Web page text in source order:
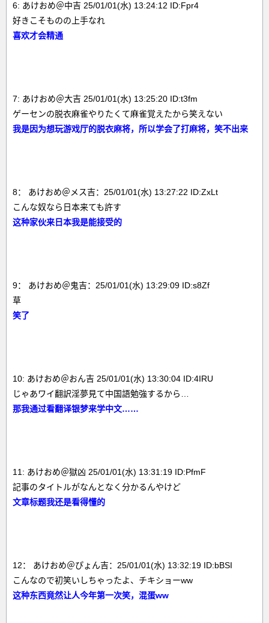
6: あけおめ＠中吉 25/01/01(水) 13:24:12 ID:Fpr4
好きこそものの上手なれ
喜欢才会精通
7: あけおめ＠大吉 25/01/01(水) 13:25:20 ID:t3fm
ゲーセンの脱衣麻雀やりたくて麻雀覚えたから笑えない
我是因为想玩游戏厅的脱衣麻将，所以学会了打麻将，笑不出来
8： あけおめ＠メス吉：25/01/01(水) 13:27:22 ID:ZxLt
こんな奴なら日本来ても許す
这种家伙来日本我是能接受的
9： あけおめ＠鬼吉：25/01/01(水) 13:29:09 ID:s8Zf
草
笑了
10: あけおめ＠おん吉 25/01/01(水) 13:30:04 ID:4IRU
じゃあワイ翻訳淫夢見て中国語勉強するから…
那我通过看翻译银梦来学中文……
11: あけおめ＠獄凶 25/01/01(水) 13:31:19 ID:PfmF
記事のタイトルがなんとなく分かるんやけど
文章标题我还是看得懂的
12： あけおめ＠ぴょん吉：25/01/01(水) 13:32:19 ID:bBSI
こんなので初笑いしちゃったよ、チキショーww
这种东西竟然让人今年第一次笑，混蛋ww